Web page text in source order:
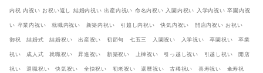
内祝 内祝い お祝い返し 結婚内祝い 出産内祝い 命名内祝い 入園内祝い 入学内祝い 卒園内祝
い 卒業内祝い 就職内祝い 新築内祝い 引越し内祝い 快気内祝い 開店内祝い お祝い
御祝 結婚式 結婚祝い 出産祝い 初節句 七五三 入園祝い 入学祝い 卒園祝い 卒業
祝い 成人式 就職祝い 昇進祝い 新築祝い 上棟祝い 引っ越し祝い 引越し祝い 開店
祝い 退職祝い 快気祝い 全快祝い 初老祝い 還暦祝い 古稀祝い 喜寿祝い 傘寿祝